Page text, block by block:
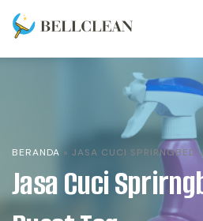
BERANDA » JASA CUCI SPRIRNGBED
Jasa Cuci